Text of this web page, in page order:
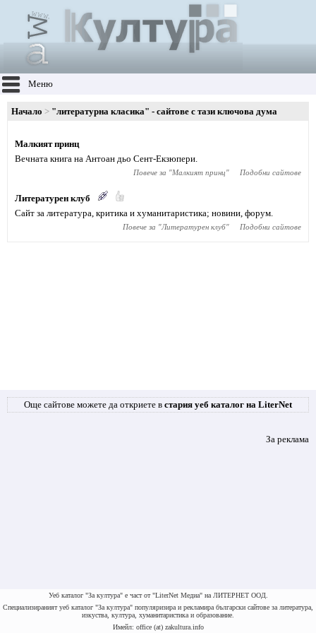
Меню
Начало "литературна класика" - сайтове с тази ключова дума
Малкият принц
Вечната книга на Антоан дьо Сент-Екзюпери.
Повече за "Малкият принц" Подобни сайтове
Литературен клуб
Сайт за литература, критика и хуманитаристика; новини, форум.
Повече за "Литературен клуб" Подобни сайтове
Още сайтове можете да откриете в стария уеб каталог на LiterNet
За реклама
Уеб каталог "За култура" е част от "LiterNet Медиа" на ЛИТЕРНЕТ ООД.
Специализираният уеб каталог "За култура" популяризира и рекламира български сайтове за литература,
изкуства, култура, хуманитаристика и образование.
Имейл: office (at) zakultura.info